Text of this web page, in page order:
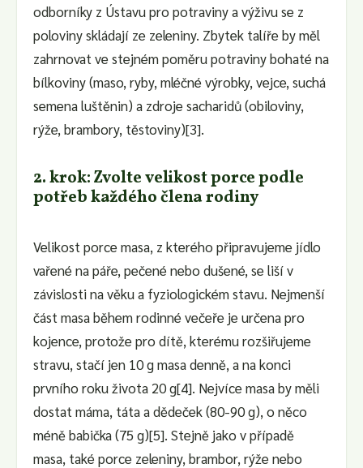
odborníky z Ústavu pro potraviny a výživu se z
poloviny skládají ze zeleniny. Zbytek talíře by měl
zahrnovat ve stejném poměru potraviny bohaté na
bílkoviny (maso, ryby, mléčné výrobky, vejce, suchá
semena luštěnin) a zdroje sacharidů (obiloviny,
rýže, brambory, těstoviny)[3].
2. krok: Zvolte velikost porce podle
potřeb každého člena rodiny
Velikost porce masa, z kterého připravujeme jídlo
vařené na páře, pečené nebo dušené, se liší v
závislosti na věku a fyziologickém stavu. Nejmenší
část masa během rodinné večeře je určena pro
kojence, protože pro dítě, kterému rozšiřujeme
stravu, stačí jen 10 g masa denně, a na konci
prvního roku života 20 g[4]. Nejvíce masa by měli
dostat máma, táta a dědeček (80-90 g), o něco
méně babička (75 g)[5]. Stejně jako v případě
masa, také porce zeleniny, brambor, rýže nebo